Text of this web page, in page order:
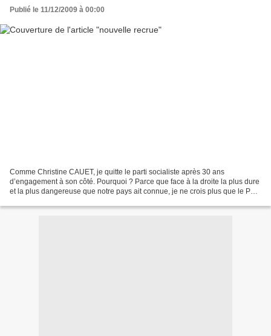
Publié le 11/12/2009 à 00:00
Comme Christine CAUET, je quitte le parti socialiste après 30 ans
d’engagement à son côté. Pourquoi ? Parce que face à la droite la plus dure
et la plus dangereuse que notre pays ait connue, je ne crois plus que le Parti